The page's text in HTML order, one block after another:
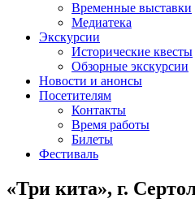
Временные выставки
Медиатека
Экскурсии
Исторические квесты
Обзорные экскурсии
Новости и анонсы
Посетителям
Контакты
Время работы
Билеты
Фестиваль
«Три кита», г.